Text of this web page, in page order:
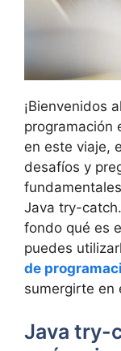
¡Bienvenidos
programación
en este viaje,
desafíos y
Java try-
fondo qué es
puedes
de
sumergirte en
Java try-